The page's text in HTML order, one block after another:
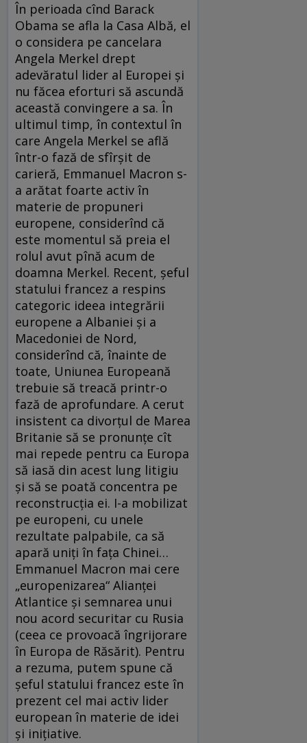
În perioada cînd Barack
Obama se afla la Casa Albă, el
o considera pe cancelara
Angela Merkel drept
adevăratul lider al Europei şi
nu făcea eforturi să ascundă
această convingere a sa. În
ultimul timp, în contextul în
care Angela Merkel se află
într-o fază de sfîrşit de
carieră, Emmanuel Macron s-
a arătat foarte activ în
materie de propuneri
europene, considerînd că
este momentul să preia el
rolul avut pînă acum de
doamna Merkel. Recent, şeful
statului francez a respins
categoric ideea integrării
europene a Albaniei şi a
Macedoniei de Nord,
considerînd că, înainte de
toate, Uniunea Europeană
trebuie să treacă printr-o
fază de aprofundare. A cerut
insistent ca divorţul de Marea
Britanie să se pronunţe cît
mai repede pentru ca Europa
să iasă din acest lung litigiu
şi să se poată concentra pe
reconstrucţia ei. I-a mobilizat
pe europeni, cu unele
rezultate palpabile, ca să
apară uniţi în faţa Chinei…
Emmanuel Macron mai cere
„europenizarea“ Alianţei
Atlantice şi semnarea unui
nou acord securitar cu Rusia
(ceea ce provoacă îngrijorare
în Europa de Răsărit). Pentru
a rezuma, putem spune că
şeful statului francez este în
prezent cel mai activ lider
european în materie de idei
şi iniţiative.